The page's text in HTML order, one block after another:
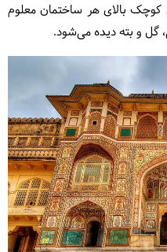
بالای هر ساختمان معلوم
گل و بته دیده می‌شود.